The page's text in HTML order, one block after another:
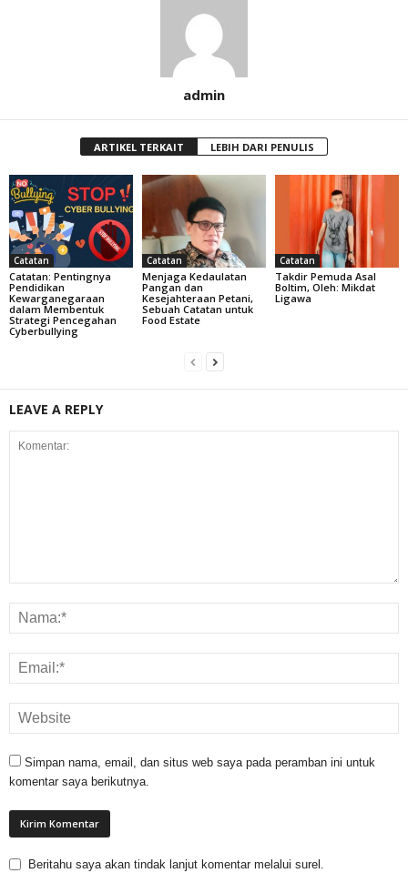
admin
ARTIKEL TERKAIT LEBIH DARI PENULIS
Catatan
Catatan: Pentingnya
Pendidikan
Kewarganegaraan
dalam Membentuk
Strategi Pencegahan
Cyberbullying
Catatan
Menjaga Kedaulatan
Pangan dan
Kesejahteraan Petani,
Sebuah Catatan untuk
Food Estate
Catatan
Takdir Pemuda Asal
Boltim, Oleh: Mikdat
Ligawa
LEAVE A REPLY
Simpan nama, email, dan situs web saya pada peramban ini untuk
komentar saya berikutnya.
Beritahu saya akan tindak lanjut komentar melalui surel.